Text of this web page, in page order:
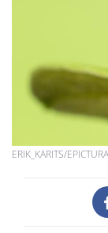
ERIK_KARITS/EPICTURA